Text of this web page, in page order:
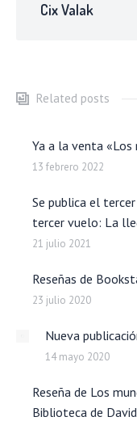
Cix Valak
Related posts
Ya a la venta «Los
13 febrero 2022
Se publica el
tercer vuelo: La
21 julio 2021
Reseñas de
23 julio 2020
Nueva
14 mayo 2020
Reseña de Los
Biblioteca de